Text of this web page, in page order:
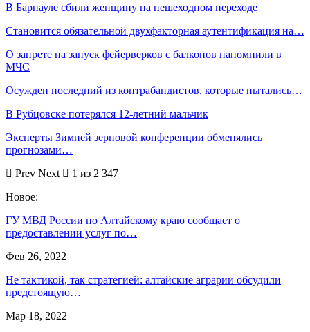
В Барнауле сбили женщину на пешеходном переходе
Становится обязательной двухфакторная аутентификация на…
О запрете на запуск фейерверков с балконов напомнили в
МЧС
Осужден последний из контрабандистов, которые пытались…
В Рубцовске потерялся 12-летний мальчик
Эксперты Зимней зерновой конференции обменялись
прогнозами…
Prev Next
1 из 2 347
Новое:
ГУ МВД России по Алтайскому краю сообщает о
предоставлении услуг по…
Фев 26, 2022
Не тактикой, так стратегией: алтайские аграрии обсудили
предстоящую…
Мар 18, 2022